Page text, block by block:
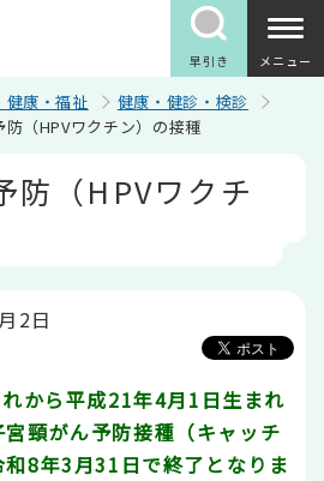
早引き メニュー
健康・福祉
健康・健診・検診
（HPVワクチン）の接種
防（HPVワクチ
2日
から平成21年4月1日生まれ
頸がん予防接種（キャッチ
8年3月31日で終了となりま